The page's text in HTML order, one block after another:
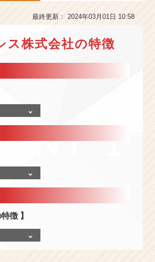
T
世
も
っ
と
る
社
≪
最終更新： 2024年03月01日 10:58
ス株式会社の特徴
徴 】